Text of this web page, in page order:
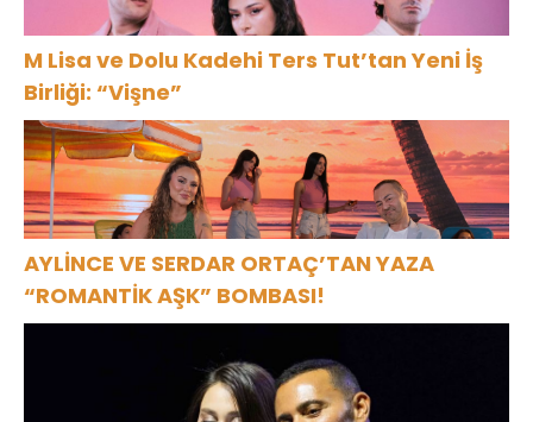
M Lisa ve Dolu Kadehi Ters Tut’tan Yeni İş
Birliği: “Vişne”
AYLİNCE VE SERDAR ORTAÇ’TAN YAZA
“ROMANTİK AŞK” BOMBASI!